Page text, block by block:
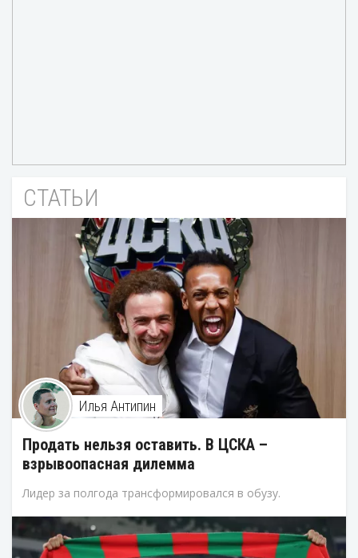
СТАТЬИ
Илья Антипин
Продать нельзя оставить. В ЦСКА –
взрывоопасная дилемма
Лидер за полгода трансформировался в обузу.